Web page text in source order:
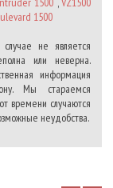
1500
не является
или неверна.
информация
Мы стараемся
времени случаются
неудобства.